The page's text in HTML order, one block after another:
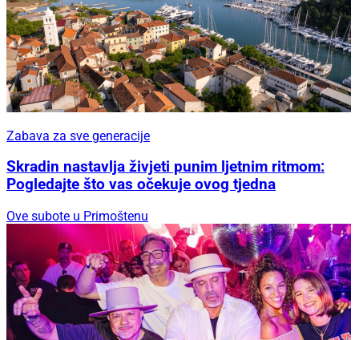
Zabava za sve generacije
Skradin nastavlja živjeti punim ljetnim ritmom:
Pogledajte što vas očekuje ovog tjedna
Ove subote u Primoštenu